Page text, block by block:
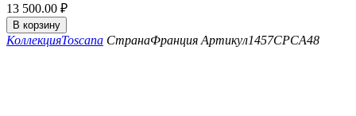
13 500.00 ₽
В корзину
КоллекцияToscana СтранаФранция Артикул1457CPCA48